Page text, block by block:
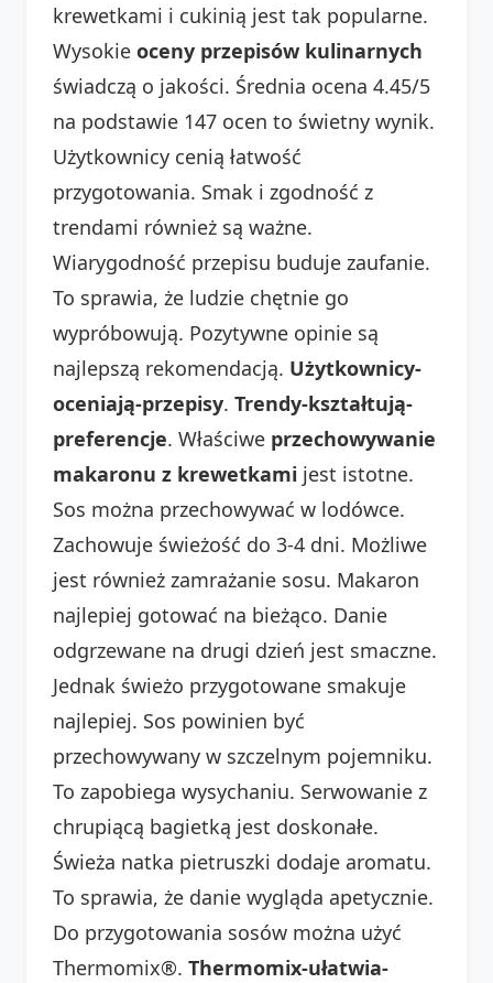
krewetkami i cukinią jest tak popularne.
Wysokie oceny przepisów kulinarnych
świadczą o jakości. Średnia ocena 4.45/5
na podstawie 147 ocen to świetny wynik.
Użytkownicy cenią łatwość
przygotowania. Smak i zgodność z
trendami również są ważne.
Wiarygodność przepisu buduje zaufanie.
To sprawia, że ludzie chętnie go
wypróbowują. Pozytywne opinie są
najlepszą rekomendacją. Użytkownicy-
oceniają-przepisy. Trendy-kształtują-
preferencje. Właściwe przechowywanie
makaronu z krewetkami jest istotne.
Sos można przechowywać w lodówce.
Zachowuje świeżość do 3-4 dni. Możliwe
jest również zamrażanie sosu. Makaron
najlepiej gotować na bieżąco. Danie
odgrzewane na drugi dzień jest smaczne.
Jednak świeżo przygotowane smakuje
najlepiej. Sos powinien być
przechowywany w szczelnym pojemniku.
To zapobiega wysychaniu. Serwowanie z
chrupiącą bagietką jest doskonałe.
Świeża natka pietruszki dodaje aromatu.
To sprawia, że danie wygląda apetycznie.
Do przygotowania sosów można użyć
Thermomix®. Thermomix-ułatwia-